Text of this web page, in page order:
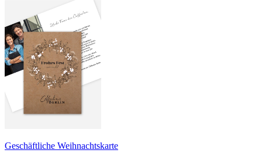
Geschäftliche Weihnachtskarte